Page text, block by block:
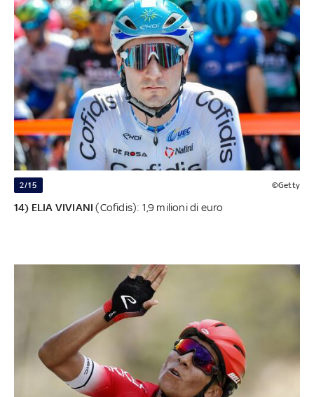
2/15 ©Getty
14) ELIA VIVIANI(Cofidis): 1,9 milioni di euro